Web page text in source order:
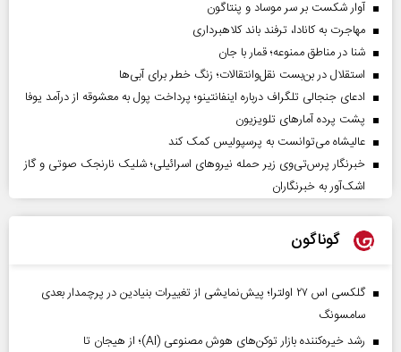
آوار شکست بر سر موساد و پنتاگون
مهاجرت به کانادا، ترفند باند کلاهبرداری
شنا در مناطق ممنوعه؛ قمار با جان
استقلال در بن‌بست نقل‌وانتقالات؛ زنگ خطر برای آبی‌ها
ادعای جنجالی تلگراف درباره اینفانتینو؛ پرداخت پول به معشوقه از درآمد یوفا
پشت پرده آمارهای تلویزیون
عالیشاه می‌توانست به پرسپولیس کمک کند
خبرنگار پرس‌تی‌وی زیر حمله نیروهای اسرائیلی؛ شلیک نارنجک صوتی و گاز
اشک‌آور به خبرنگاران
گوناگون
گلکسی اس ۲۷ اولترا؛ پیش‌نمایشی از تغییرات بنیادین در پرچمدار بعدی
سامسونگ
رشد خیره‌کننده بازار توکن‌های هوش مصنوعی (AI)؛ از هیجان تا